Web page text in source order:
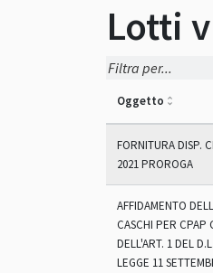
Lotti
Oggetto
FORNITURA DISP.
2021 PROROGA
AFFIDAMENTO
CASCHI PER CPAP
DELL'ART. 1 DEL
LEGGE 11